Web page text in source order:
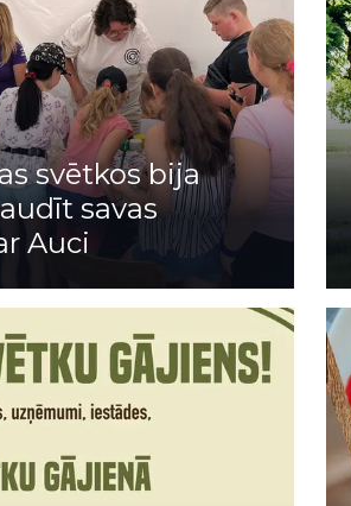
svētkos bija
savas
Auci